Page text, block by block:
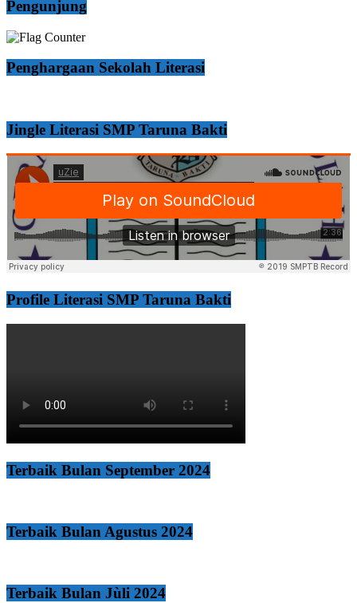
Pengunjung
Penghargaan Sekolah Literasi
Jingle Literasi SMP Taruna Bakti
Profile Literasi SMP Taruna Bakti
Terbaik Bulan September 2024
Terbaik Bulan Agustus 2024
Terbaik Bulan Jùli 2024